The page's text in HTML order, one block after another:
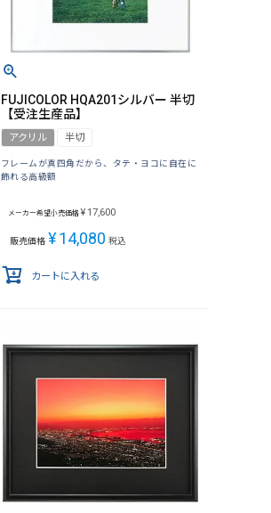
FUJICOLOR HQA201シルバー 半切
【受注生産品】
アクリル 半切
フレームが真四角だから、タテ・ヨコに自在に
飾れる高級額
メーカー希望小売価格 ¥ 17,600
販売価格 ¥14,080 税込
カートに入れる